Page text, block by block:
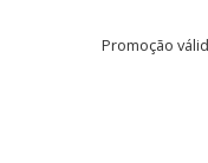
Promoção